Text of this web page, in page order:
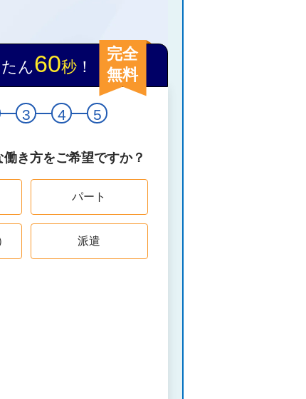
ん60秒！
完全
無料
3 4 5
働き方をご希望ですか？
パート
派遣